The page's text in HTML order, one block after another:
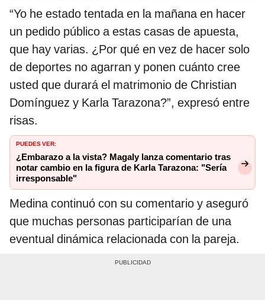
“Yo he estado tentada en la mañana en hacer
un pedido público a estas casas de apuesta,
que hay varias. ¿Por qué en vez de hacer solo
de deportes no agarran y ponen cuánto cree
usted que durará el matrimonio de Christian
Domínguez y Karla Tarazona?”, expresó entre
risas.
PUEDES VER:
¿Embarazo a la vista? Magaly lanza comentario tras
notar cambio en la figura de Karla Tarazona: "Sería
irresponsable"
Medina continuó con su comentario y aseguró
que muchas personas participarían de una
eventual dinámica relacionada con la pareja.